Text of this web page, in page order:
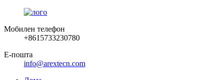
Мобилен телефон
+8615733230780
Е-пошта
info@arextecn.com